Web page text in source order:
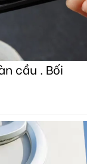
cầu . Bối